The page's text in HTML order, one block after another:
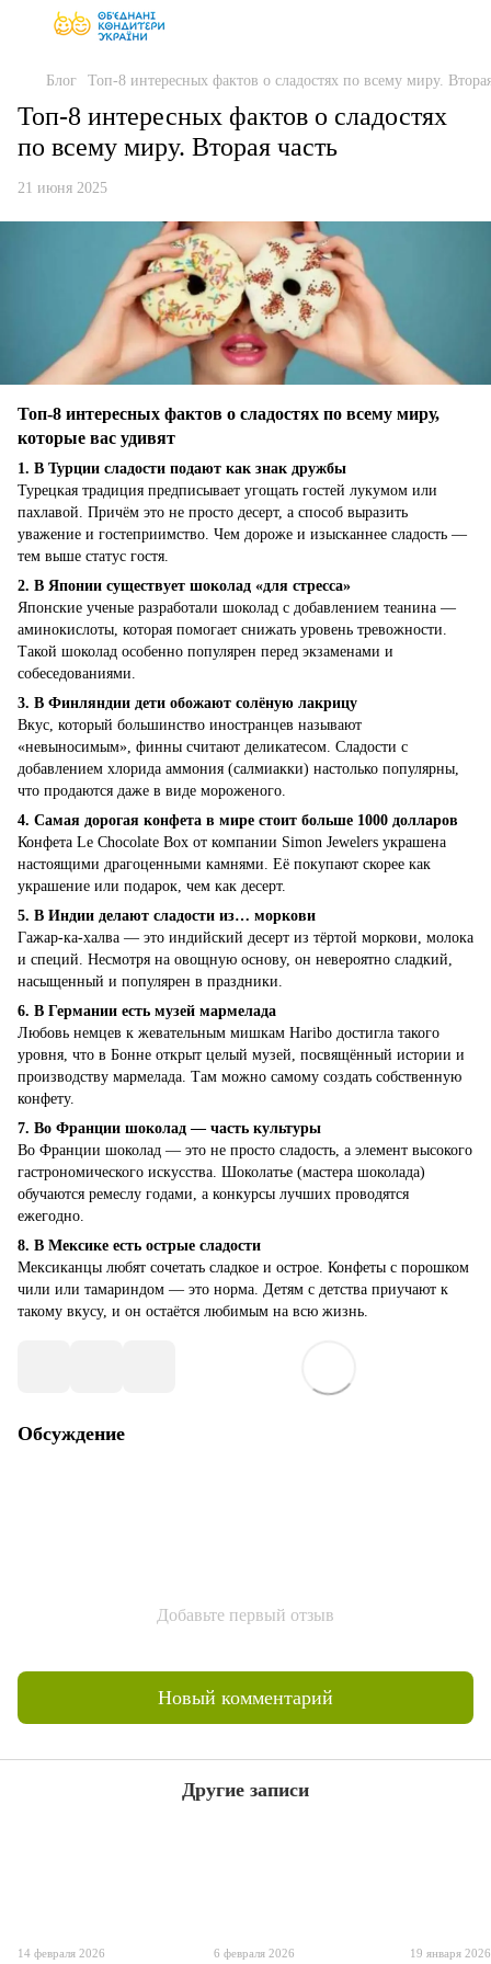
Блог Топ-8 интересных фактов о сладостях по всему миру.
Топ-8 интересных фактов о сладостях
по всему миру. Вторая часть
21 июня 2025
Топ-8 интересных фактов о сладостях по всему миру,
которые вас удивят
1. В Турции сладости подают как знак дружбы
Турецкая традиция предписывает угощать гостей лукумом или
пахлавой. Причём это не просто десерт, а способ выразить
уважение и гостеприимство. Чем дороже и изысканнее сладость —
тем выше статус гостя.
2. В Японии существует шоколад «для стресса»
Японские ученые разработали шоколад с добавлением теанина —
аминокислоты, которая помогает снижать уровень тревожности.
Такой шоколад особенно популярен перед экзаменами и
собеседованиями.
3. В Финляндии дети обожают солёную лакрицу
Вкус, который большинство иностранцев называют
«невыносимым», финны считают деликатесом. Сладости с
добавлением хлорида аммония (салмиакки) настолько популярны,
что продаются даже в виде мороженого.
4. Самая дорогая конфета в мире стоит больше 1000 долларов
Конфета Le Chocolate Box от компании Simon Jewelers украшена
настоящими драгоценными камнями. Её покупают скорее как
украшение или подарок, чем как десерт.
5. В Индии делают сладости из… моркови
Гажар-ка-халва — это индийский десерт из тёртой моркови, молока
и специй. Несмотря на овощную основу, он невероятно сладкий,
насыщенный и популярен в праздники.
6. В Германии есть музей мармелада
Любовь немцев к жевательным мишкам Haribo достигла такого
уровня, что в Бонне открыт целый музей, посвящённый истории и
производству мармелада. Там можно самому создать собственную
конфету.
7. Во Франции шоколад — часть культуры
Во Франции шоколад — это не просто сладость, а элемент высокого
гастрономического искусства. Шоколатье (мастера шоколада)
обучаются ремеслу годами, а конкурсы лучших проводятся
ежегодно.
8. В Мексике есть острые сладости
Мексиканцы любят сочетать сладкое и острое. Конфеты с порошком
чили или тамариндом — это норма. Детям с детства приучают к
такому вкусу, и он остаётся любимым на всю жизнь.
Обсуждение
Добавьте первый отзыв
Новый комментарий
Другие записи
14 февраля 2026 6 февраля 2026 19 января 2026